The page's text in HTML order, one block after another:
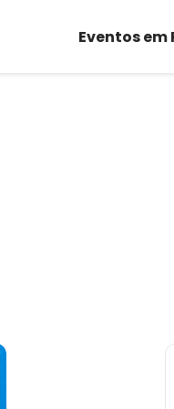
Eventos em